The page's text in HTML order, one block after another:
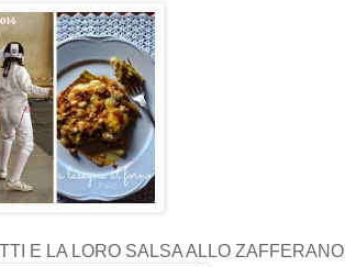
E LA LORO SALSA ALLO ZAFFERANO